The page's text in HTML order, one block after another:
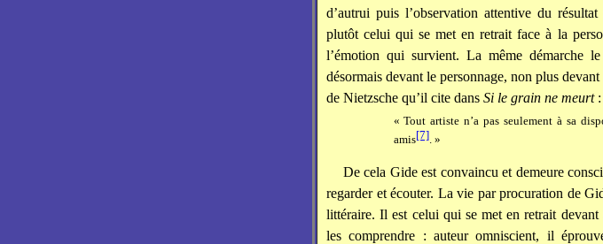
d’autrui puis l’observation attentive du
plutôt celui qui se met en retrait face à la
l’émotion qui survient. La même démarche
désormais devant le personnage, non plus
de Nietzsche qu’il cite dans Si le grain ne meurt:
« Tout artiste n’a pas seulement à sa
amis[7]. »
De cela Gide est convaincu et demeure
regarder et écouter. La vie par procuration de
littéraire. Il est celui qui se met en retrait devant
les comprendre : auteur omniscient, il